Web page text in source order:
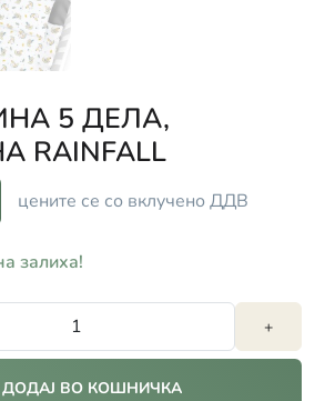
5 ДЕЛА,
RAINFALL
цените се со вклучено ДДВ
залиха!
+
ДОДАЈ ВО КОШНИЧКА